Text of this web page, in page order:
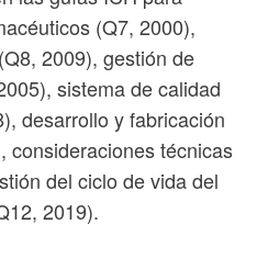
(Q7, 2000),
2009), gestión de
sistema de calidad
desarrollo y fabricación
consideraciones técnicas
del ciclo de vida del
2019).